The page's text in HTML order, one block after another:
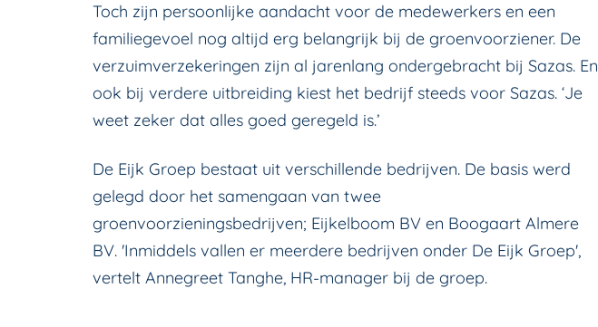
Toch zijn persoonlijke aandacht voor de medewerkers en een
familiegevoel nog altijd erg belangrijk bij de groenvoorziener. De
verzuimverzekeringen zijn al jarenlang ondergebracht bij Sazas. En
ook bij verdere uitbreiding kiest het bedrijf steeds voor Sazas. ‘Je
weet zeker dat alles goed geregeld is.’
De Eijk Groep bestaat uit verschillende bedrijven. De basis werd
gelegd door het samengaan van twee
groenvoorzieningsbedrijven; Eijkelboom BV en Boogaart Almere
BV. 'Inmiddels vallen er meerdere bedrijven onder De Eijk Groep',
vertelt Annegreet Tanghe, HR-manager bij de groep.